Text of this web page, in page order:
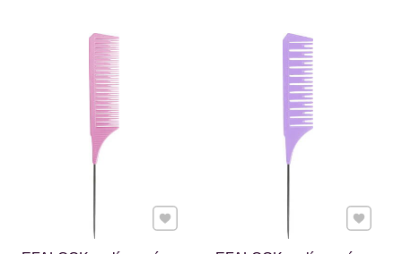
Pridať k Obľúbeným Pridať